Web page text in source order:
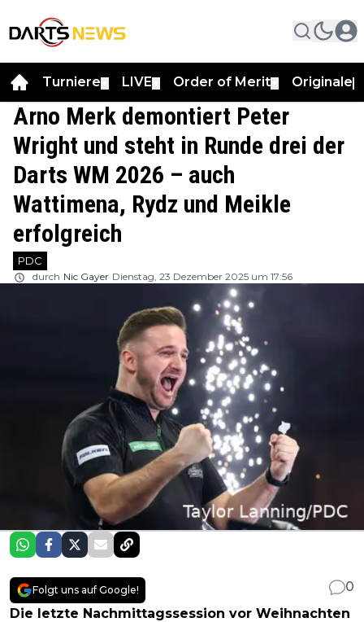
Turniere LIVE Order of Merit Originale
Arno Merk demontiert Peter
Wright und steht in Runde drei der
Darts WM 2026 – auch
Wattimena, Rydz und Meikle
erfolgreich
PDC
durch Nic Gayer Dienstag, 23 Dezember 2025 um 17:56
Folgt uns auf Google!
0
Die letzte Nachmittagssession vor Weihnachten